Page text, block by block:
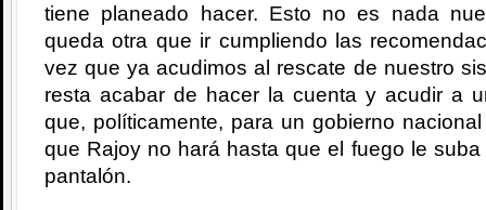
tiene planeado hacer. Esto no es nada
queda otra que ir cumpliendo las
vez que ya acudimos al rescate de nuestro
resta acabar de hacer la cuenta y acudir a
que, políticamente, para un gobierno
que Rajoy no hará hasta que el fuego le
pantalón.